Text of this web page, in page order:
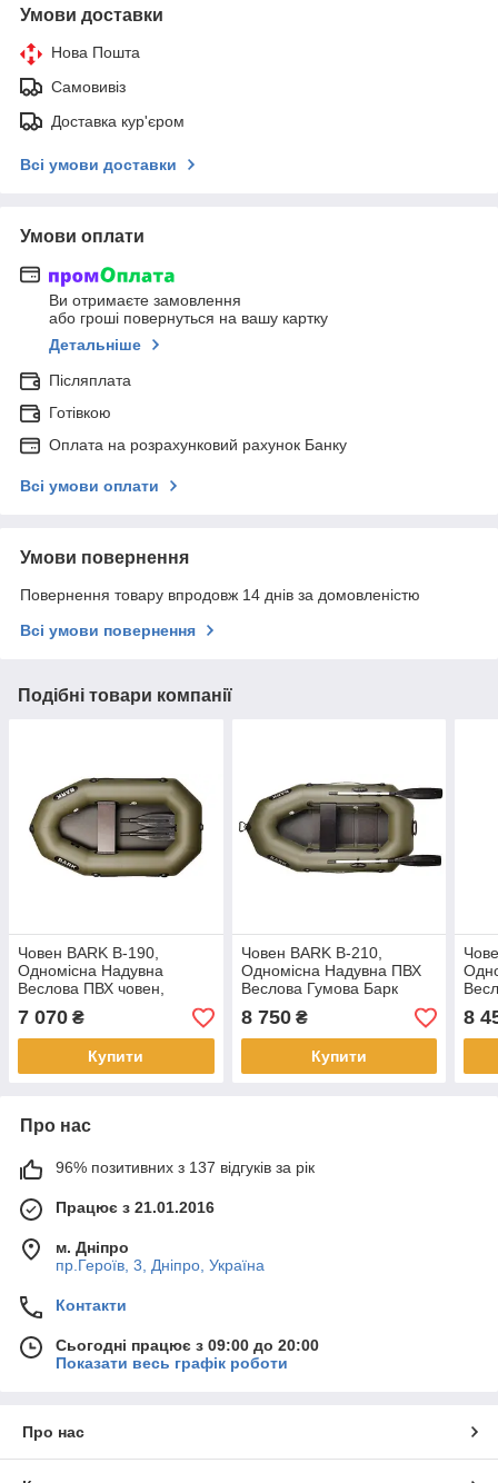
Умови доставки
Нова Пошта
Самовивіз
Доставка кур'єром
Всі умови доставки
Умови оплати
Ви отримаєте замовлення
або гроші повернуться на вашу картку
Детальніше
Післяплата
Готівкою
Оплата на розрахунковий рахунок Банку
Всі умови оплати
Умови повернення
Повернення товару впродовж 14 днів за домовленістю
Всі умови повернення
Подібні товари компанії
Човен BARK B-190,
Одномісна Надувна
Веслова ПВХ човен,
килимка, весла-гребки
7 070 ₴
Купити
Човен BARK B-210,
Одномісна Надувна ПВХ
Веслова Гумова Барк
Б-210 Рейковий килимок
Пересувне сидіння
8 750₴
Купити
8
Про нас
96% позитивних з 137 відгуків за рік
Працює з 21.01.2016
м. Дніпро
пр.Героїв, 3, Дніпро, Україна
Контакти
Сьогодні працює з 09:00 до 20:00
Показати весь графік роботи
Про нас